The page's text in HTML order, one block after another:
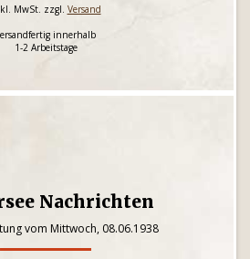
MwSt. zzgl. Versand
innerhalb
1-2 Arbeitstage
Nachrichten
vom Mittwoch, 08.06.1938